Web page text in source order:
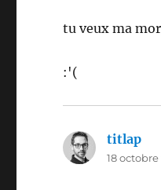
tu veux ma
:'(
titlap
18 octobre